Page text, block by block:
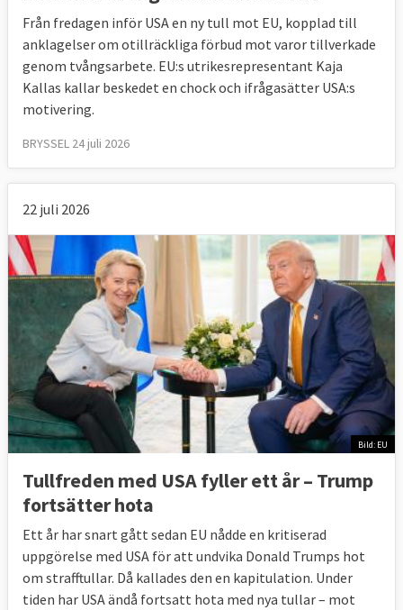
17 procent angav att de var väldigt eller
ganska negativa.
Svenskarna hörde till de mest positiva vad
gäller frihandel. I Sverige var 85 procent
positiva medan 11 procent negativa. Minst
andel positiva till frihandel hade Frankrike
med 53 procent, vilket dock är en majoritet
Från fredagen inför USA en ny tull mot EU, kopplad till
anklagelser om otillräckliga förbud mot varor tillverkade
genom tvångsarbete. EU:s utrikesrepresentant Kaja
Kallas kallar beskedet en chock och ifrågasätter USA:s
motivering.
BRYSSEL 24 juli 2026
22 juli 2026
Bild: EU
Tullfreden med USA fyller ett år – Trump
fortsätter hota
Ett år har snart gått sedan EU nådde en kritiserad
uppgörelse med USA för att undvika Donald Trumps hot
om strafftullar. Då kallades den en kapitulation. Under
tiden har USA ändå fortsatt hota med nya tullar – mot